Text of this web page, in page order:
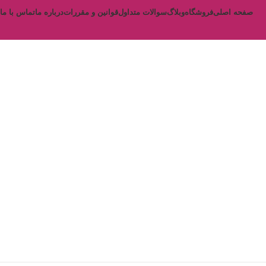
صفحه اصلیفروشگاهوبلاگسوالات متداولقوانین و مقرراتدرباره ماتماس با ما